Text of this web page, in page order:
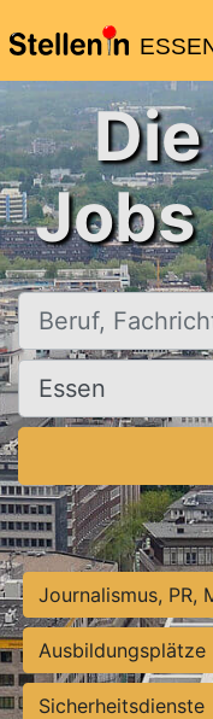
Jobs
Beruf, Fachrichtung,
Ort, Stadt
Journalismus, PR,
Ausbildungsplätze
Sicherheitsdienste